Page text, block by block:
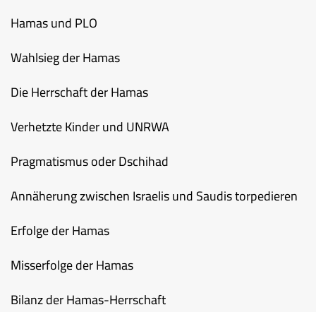
Hamas und PLO
Wahlsieg der Hamas
Die Herrschaft der Hamas
Verhetzte Kinder und UNRWA
Pragmatismus oder Dschihad
Annäherung zwischen Israelis und Saudis torpedieren
Erfolge der Hamas
Misserfolge der Hamas
Bilanz der Hamas-Herrschaft